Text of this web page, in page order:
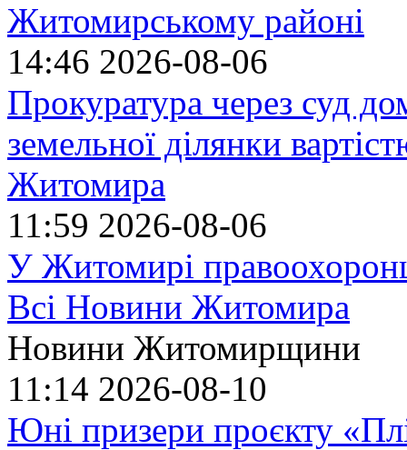
Житомирському районі
14:46 2026-08-06
Прокуратура через суд
земельної ділянки
Житомира
11:59 2026-08-06
У Житомирі
Всі Новини Житомира
Новини Житомирщини
11:14 2026-08-10
Юні призери проєкту